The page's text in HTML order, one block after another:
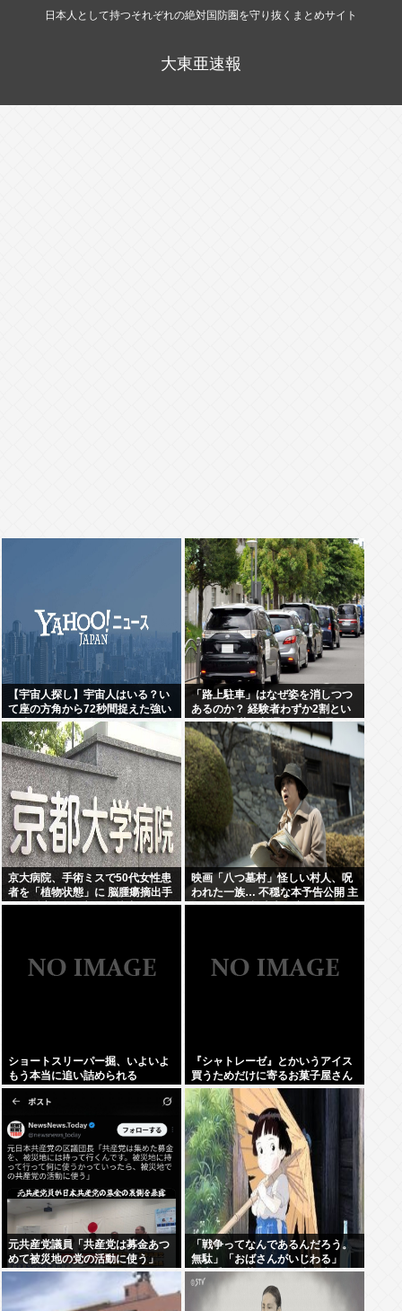
日本人として持つそれぞれの絶対国防圏を守り抜くまとめサイト
大東亜速報
【宇宙人探し】宇宙人はいる？い
て座の方角から72秒間捉えた強い
電波、50年間正体分からぬ
「Wow！信号」…「合理的に考え
ると、宇宙人からの信号の可能
性」
「路上駐車」はなぜ姿を消しつつ
あるのか？ 経験者わずか2割とい
う衝撃!「昔は普通だった光景」が
変わり始めた理由とは
京大病院、手術ミスで50代女性患
者を「植物状態」に 脳腫瘍摘出手
術で腫瘍の無い部位を摘出してし
映画「八つ墓村」怪しい村人、呪
われた一族… 不穏な本予告公開 主
題歌はB’zの松本孝弘率いるTMG
ショートスリーパー掘、いよいよ
もう本当に追い詰められる
『シャトレーゼ』とかいうアイス
買うためだけに寄るお菓子屋さん
www
元共産党議員「共産党は募金あつ
めて被災地の党の活動に使う」
「戦争ってなんであるんだろう。
無駄」「おばさんがいじわる」
「火垂るの墓」を見た小学生 耳を
ふさぎハンカチで顔を覆う子も